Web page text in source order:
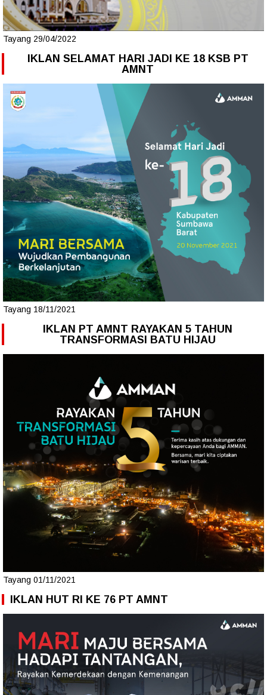
Tayang 29/04/2022
IKLAN SELAMAT HARI JADI KE 18 KSB PT
AMNT
Tayang 18/11/2021
IKLAN PT AMNT RAYAKAN 5 TAHUN
TRANSFORMASI BATU HIJAU
Tayang 01/11/2021
IKLAN HUT RI KE 76 PT AMNT